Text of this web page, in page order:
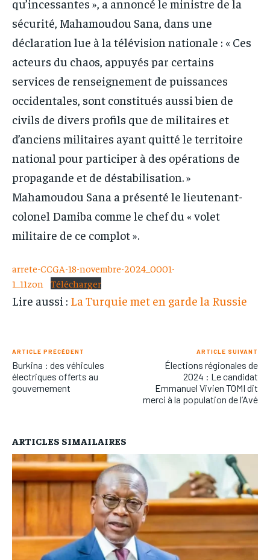
qu’incessantes », a annoncé le ministre de la
sécurité, Mahamoudou Sana, dans une
déclaration lue à la télévision nationale : « Ces
acteurs du chaos, appuyés par certains
services de renseignement de puissances
occidentales, sont constitués aussi bien de
civils de divers profils que de militaires et
d’anciens militaires ayant quitté le territoire
national pour participer à des opérations de
propagande et de déstabilisation. »
Mahamoudou Sana a présenté le lieutenant-
colonel Damiba comme le chef du « volet
militaire de ce complot ».
arrete-CCGA-18-novembre-2024_0001-
1_11zon
Télécharger
Lire aussi : La Turquie met en garde la Russie
ARTICLE PRÉCÉDENT
Burkina : des véhicules
électriques offerts au
gouvernement
ARTICLE SUIVANT
Élections régionales de
2024 : Le candidat
Emmanuel Vivien TOMI dit
merci à la population de l’Avé
ARTICLES SIMAILAIRES